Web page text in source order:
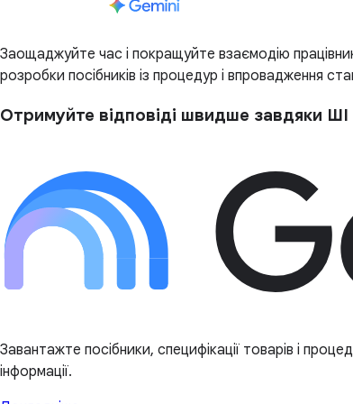
Заощаджуйте час і покращуйте взаємодію
розробки посібників із процедур і впровадження
Отримуйте відповіді швидше завдяки ШІ
Завантажте посібники, специфікації товарів і
інформації.